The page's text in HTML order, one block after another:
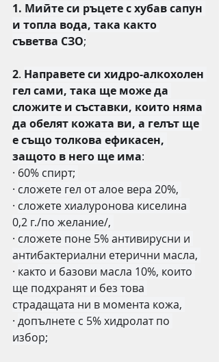
1. Мийте си ръцете с хубав сапун
и топла вода, така както
съветва СЗО;
2. Направете си хидро-алкохолен
гел сами, така ще може да
сложите и съставки, които няма
да обелят кожата ви, а гелът ще
е също толкова ефикасен,
защото в него ще има:
· 60% спирт;
· сложете гел от алое вера 20%,
· сложете хиалуронова киселина
0,2 г./по желание/,
· сложете поне 5% антивирусни и
антибактериални етерични масла,
· както и базови масла 10%, които
ще подхранят и без това
страдащата ни в момента кожа,
· допълнете с 5% хидролат по
избор;